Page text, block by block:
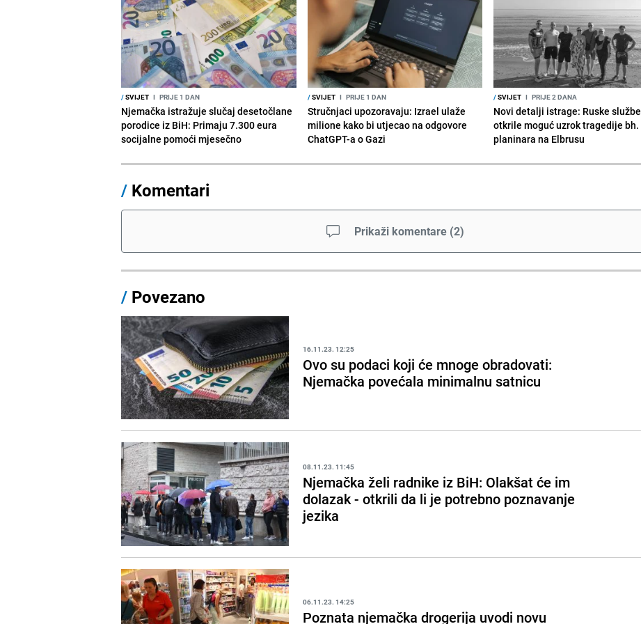
/SVIJET I PRIJE 1 DAN
Njemačka istražuje slučaj desetočlane
porodice iz BiH: Primaju 7.300 eura
socijalne pomoći mjesečno
/SVIJET I PRIJE 1 DAN
Stručnjaci upozoravaju: Izrael ulaže
milione kako bi utjecao na odgovore
ChatGPT-a o Gazi
/SVIJET I PRIJE 2 DANA
Novi detalji istrage: Ruske službe
otkrile moguć uzrok tragedije bh.
planinara na Elbrusu
/ Komentari
Prikaži komentare (2)
/ Povezano
16.11.23. 12:25
Ovo su podaci koji će mnoge obradovati:
Njemačka povećala minimalnu satnicu
08.11.23. 11:45
Njemačka želi radnike iz BiH: Olakšat će im
dolazak - otkrili da li je potrebno poznavanje
jezika
06.11.23. 14:25
Poznata njemačka drogerija uvodi novu